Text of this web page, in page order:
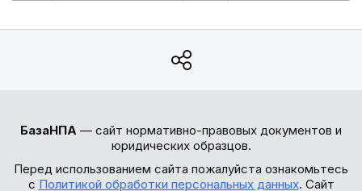
БазаНПА — сайт нормативно-правовых документов и
юридических образцов.
Перед использованием сайта пожалуйста ознакомьтесь
с Политикой обработки персональных данных. Сайт